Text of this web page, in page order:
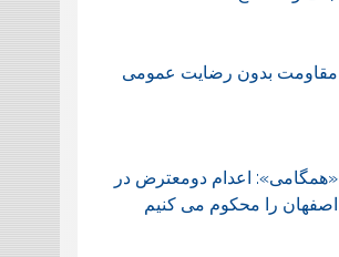
مقاومت بدون رضایت عمومی
«همگامی»: اعدام دومعترض در
اصفهان را محکوم می کنیم